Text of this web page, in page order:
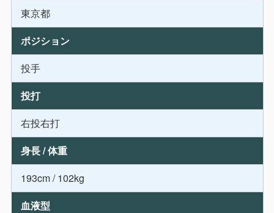
東京都
ポジション
投手
投打
右投右打
身長 / 体重
193cm / 102kg
血液型